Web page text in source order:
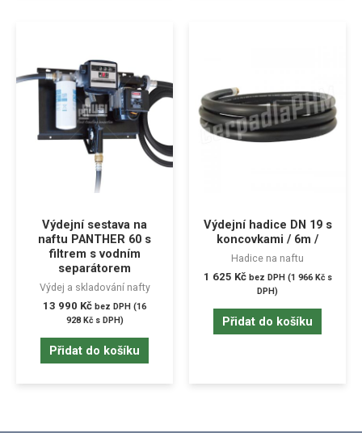
Výdejní sestava na
naftu PANTHER 60 s
filtrem s vodním
separátorem
Výdej a skladování nafty
13 990 Kč bez DPH (16
928 Kčs DPH)
Přidat do košíku
Výdejní hadice DN 19 s
koncovkami / 6m /
Hadice na naftu
1 625 Kč bez DPH (1 966 Kčs
DPH)
Přidat do košíku